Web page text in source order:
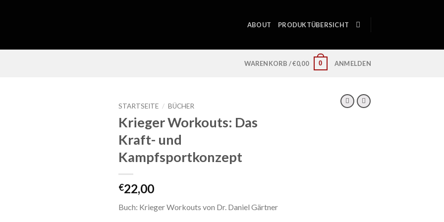
ABOUT PRODUKTÜBERSICHT
WARENKORB /€0,00 0 ANMELDEN
STARTSEITE / BÜCHER
Krieger Workouts: Das
Kraft- und
Kampfsportkonzept
€22,00
Buch: Krieger Workouts von Dr. Daniel Gärtner